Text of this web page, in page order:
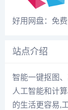
好用网盘：免
站点介绍
智能一键抠图
人工智能和计
的生活更容易,